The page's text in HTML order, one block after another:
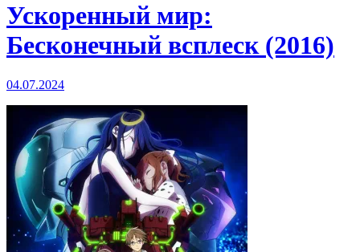
Ускоренный мир:
Бесконечный всплеск (2016)
04.07.2024